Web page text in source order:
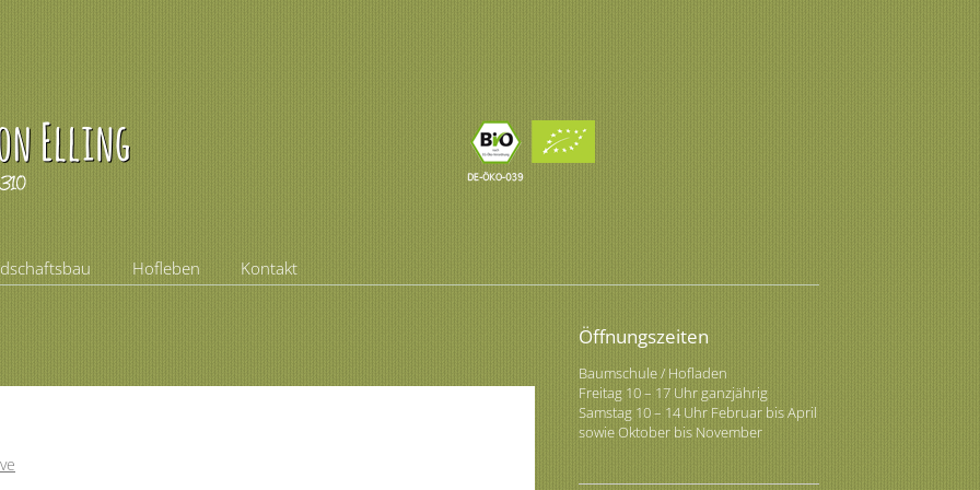
Hofleben Kontakt
Öffnungszeiten
Baumschule / Hofladen
Freitag 10 – 17 Uhr ganzjährig
Samstag 10 – 14 Uhr Februar bis April
sowie Oktober bis November